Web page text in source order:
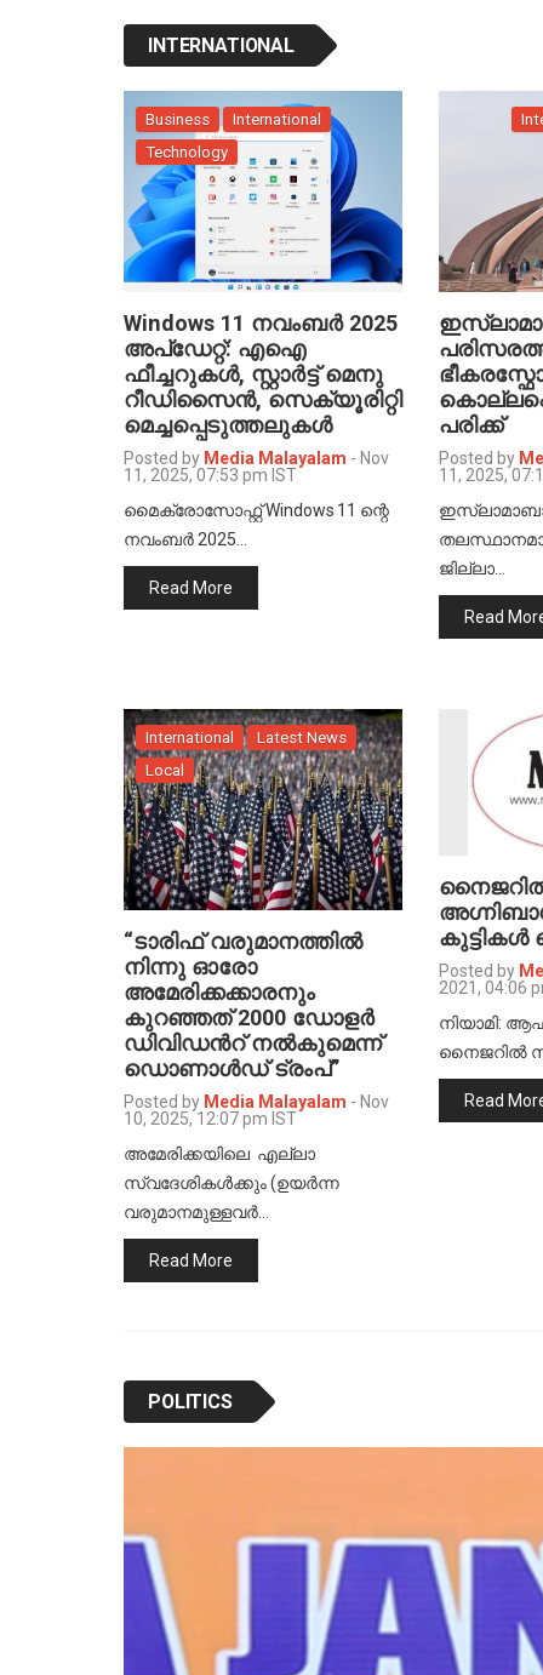
INTERNATIONAL
Business
International
Technology
Windows 11 നവംബർ 2025
അപ്‌ഡേറ്റ്: എഐ
ഫീച്ചറുകൾ, സ്റ്റാർട്ട് മെനു
റീഡിസൈൻ, സെക്യൂരിറ്റി
മെച്ചപ്പെടുത്തലുകൾ
Posted by Media Malayalam - Nov
11, 2025, 07:53 pm IST
മൈക്രോസോഫ്റ്റ് Windows 11 ന്റെ
നവംബർ 2025…
Read More
പരിക്ക്
Posted by
11, 2025,
ജില്ലാ…
Read
International
Latest News
Local
“ടാരിഫ് വരുമാനത്തില്‍
നിന്നു ഓരോ
അമേരിക്കക്കാരനും
കുറഞ്ഞത് 2000 ഡോളർ
ഡിവിഡന്‍റ് നല്‍കുമെന്ന്
ഡൊണാള്‍ഡ് ട്രംപ്”
Posted by Media Malayalam - Nov
10, 2025, 12:07 pm IST
അമേരിക്കയിലെ എല്ലാ
സ്വദേശികള്‍ക്കും (ഉയര്‍ന്ന
വരുമാനമുള്ളവര്‍…
Read More
കുട്ടികള്‍
Posted by
2021, 04:06
നിയാമി:
നൈജറില്‍
Read
POLITICS